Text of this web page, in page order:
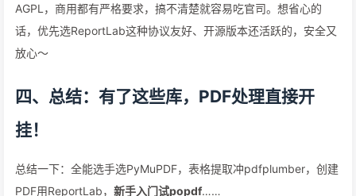
AGPL，商用都有严格要求，搞不清楚就容易吃官司。想省心的
话，优先选ReportLab这种协议友好、开源版本还活跃的，安全又
放心～
四、总结：有了这些库，PDF处理直接开
挂！
总结一下：全能选手选PyMuPDF，表格提取冲pdfplumber，创建
PDF用ReportLab， 新手入门试popdf……